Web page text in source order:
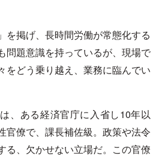
を掲げ、長時間労働が常態化する
問題意識を持っているが、現場で
をどう乗り越え、業務に臨んでい
、ある経済官庁に入省し10年以
官僚で、課長補佐級。政策や法令
る、欠かせない立場だ。この官僚